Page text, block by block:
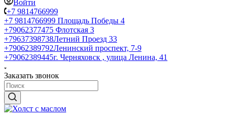
Войти
+7 9814766999
+7 9814766999 Площадь Победы 4
+79062377475 Флотская 3
+79637398738Летний Проезд 33
+79062389792Ленинский проспект, 7-9
+79062389445г. Черняховск , улица Ленина, 41
Заказать звонок